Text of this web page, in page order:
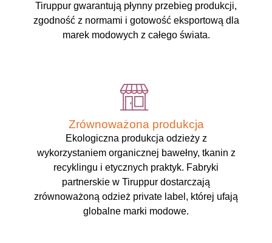
Tiruppur gwarantują płynny przebieg produkcji,
zgodność z normami i gotowość eksportową dla
marek modowych z całego świata.
Zrównoważona produkcja
Ekologiczna produkcja odzieży z
wykorzystaniem organicznej bawełny, tkanin z
recyklingu i etycznych praktyk. Fabryki
partnerskie w Tiruppur dostarczają
zrównoważoną odzież private label, której ufają
globalne marki modowe.